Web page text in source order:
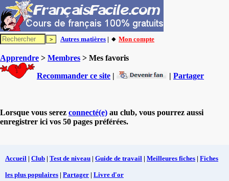
Autres matières | 🔸 Mon compte
Apprendre > Membres > Mes favoris
Recommander ce site | | Partager
Lorsque vous serez connecté(e) au club, vous pourrez aussi
enregistrer ici vos 50 pages préférées.
Accueil | Club | Test de niveau | Guide de travail | Meilleures fiches | Fiches
les plus populaires | Partager | Livre d'or